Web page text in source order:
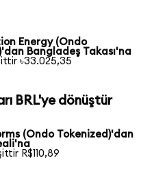
Energy (Ondo
Bangladeş Takası'na
৳33.025,35
BRL'ye dönüştür
(Ondo Tokenized)'dan
R$110,89